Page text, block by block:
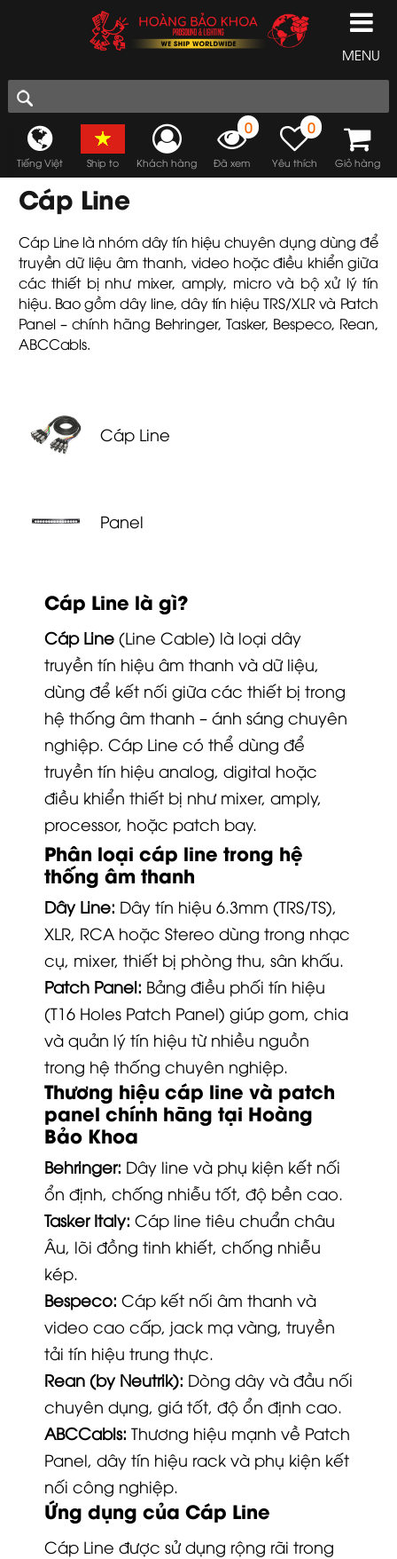
MENU
Tiếng Việt Ship to Khách hàng
0
Đã xem
0
Yêu thích Giỏ hàng
Cáp Line
Cáp Line là nhóm dây tín hiệu chuyên dụng dùng để
truyền dữ liệu âm thanh, video hoặc điều khiển giữa
các thiết bị như mixer, amply, micro và bộ xử lý tín
hiệu. Bao gồm dây line, dây tín hiệu TRS/XLR và Patch
Panel – chính hãng Behringer, Tasker, Bespeco, Rean,
ABCCabls.
Cáp Line
Panel
Cáp Line là gì?
Cáp Line(Line Cable) là loại dây
truyền tín hiệu âm thanh và dữ liệu,
dùng để kết nối giữa các thiết bị trong
hệ thống âm thanh – ánh sáng chuyên
nghiệp. Cáp Line có thể dùng để
truyền tín hiệu analog, digital hoặc
điều khiển thiết bị như mixer, amply,
processor, hoặc patch bay.
Phân loại cáp line trong hệ
thống âm thanh
Dây Line: Dây tín hiệu 6.3mm (TRS/TS),
XLR, RCA hoặc Stereo dùng trong nhạc
cụ, mixer, thiết bị phòng thu, sân khấu.
Patch Panel: Bảng điều phối tín hiệu
(T16 Holes Patch Panel) giúp gom, chia
và quản lý tín hiệu từ nhiều nguồn
trong hệ thống chuyên nghiệp.
Thương hiệu cáp line và patch
panel chính hãng tại Hoàng
Bảo Khoa
Behringer: Dây line và phụ kiện kết nối
ổn định, chống nhiễu tốt, độ bền cao.
Tasker Italy: Cáp line tiêu chuẩn châu
Âu, lõi đồng tinh khiết, chống nhiễu
kép.
Bespeco: Cáp kết nối âm thanh và
video cao cấp, jack mạ vàng, truyền
tải tín hiệu trung thực.
Rean (by Neutrik): Dòng dây và đầu nối
chuyên dụng, giá tốt, độ ổn định cao.
ABCCabls: Thương hiệu mạnh về Patch
Panel, dây tín hiệu rack và phụ kiện kết
nối công nghiệp.
Ứng dụng của Cáp Line
Cáp Line được sử dụng rộng rãi trong